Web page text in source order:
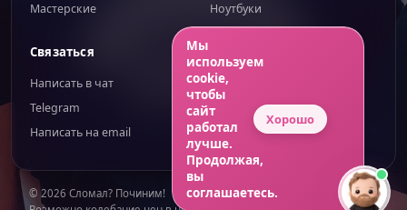
Мастерские
Ноутбуки
Связаться
Написать в чат
Telegram
Написать на email
Публичная оферта
Обработка ПД
Конфиденциальность
© 2026 Сломал? Починим!
Мы
используем
cookie,
чтобы
сайт
работал
лучше.
Продолжая,
вы
соглашаетесь.
Хорошо
ИИ-помощник — отвечаю сразу